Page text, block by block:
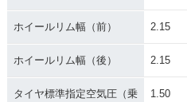
ホイールリム幅（前） 2.15
ホイールリム幅（後） 2.15
タイヤ標準指定空気圧（乗
1.50